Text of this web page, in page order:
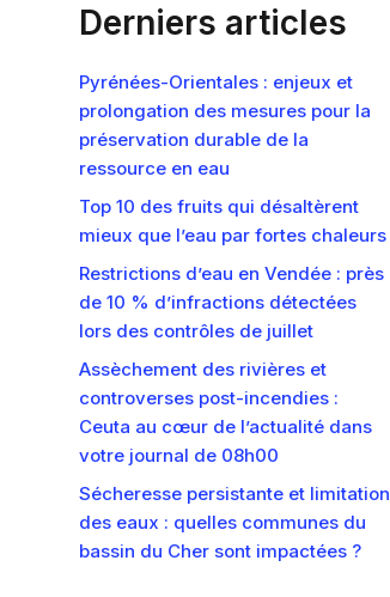
Derniers articles
Pyrénées-Orientales : enjeux et
prolongation des mesures pour la
préservation durable de la
ressource en eau
Top 10 des fruits qui désaltèrent
mieux que l’eau par fortes chaleurs
Restrictions d’eau en Vendée : près
de 10 % d’infractions détectées
lors des contrôles de juillet
Assèchement des rivières et
controverses post-incendies :
Ceuta au cœur de l’actualité dans
votre journal de 08h00
Sécheresse persistante et limitation
des eaux : quelles communes du
bassin du Cher sont impactées ?